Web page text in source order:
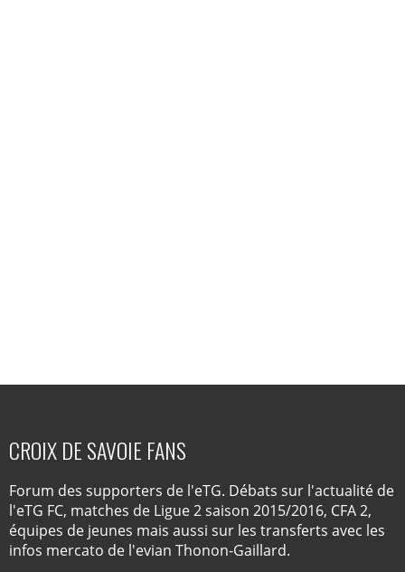
CROIX DE SAVOIE FANS
Forum des supporters de l'eTG. Débats sur l'actualité de
l'eTG FC, matches de Ligue 2 saison 2015/2016, CFA 2,
équipes de jeunes mais aussi sur les transferts avec les
infos mercato de l'evian Thonon-Gaillard.